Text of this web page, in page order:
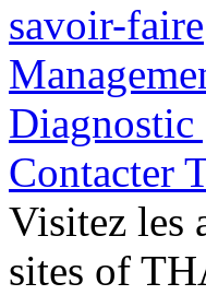
savoir-faire
Contacter
Visitez les
sites of